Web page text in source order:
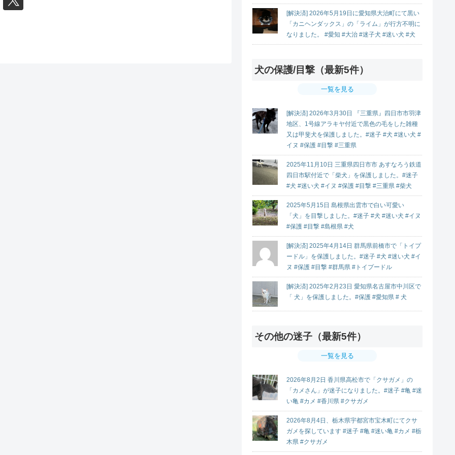
[解決済] 2026年5月19日に愛知県大治町にて黒い
「カニヘンダックス」の「ライム」が行方不明に
なりました。 #愛知 #大治 #迷子犬 #迷い犬 #犬
犬の保護/目撃（最新5件）
一覧を見る
[解決済] 2026年3月30日 『三重県』四日市市羽津
地区、1号線アラキヤ付近で黒色の毛をした雑種
又は甲斐犬を保護しました。#迷子 #犬 #迷い犬 #
イヌ #保護 #目撃 #三重県
2025年11月10日 三重県四日市市 あすなろう鉄道
四日市駅付近で「柴犬」を保護しました。#迷子
#犬 #迷い犬 #イヌ #保護 #目撃 #三重県 #柴犬
2025年5月15日 島根県出雲市で白い可愛い
「犬」を目撃しました。#迷子 #犬 #迷い犬 #イヌ
#保護 #目撃 #島根県 #犬
[解決済] 2025年4月14日 群馬県前橋市で「トイプ
ードル」を保護しました。#迷子 #犬 #迷い犬 #イ
ヌ #保護 #目撃 #群馬県 #トイプードル
[解決済] 2025年2月23日 愛知県名古屋市中川区で
「 犬」を保護しました。#保護 #愛知県 # 犬
その他の迷子（最新5件）
一覧を見る
2026年8月2日 香川県高松市で「クサガメ」の
「カメさん」が迷子になりました。#迷子 #亀 #迷
い亀 #カメ #香川県 #クサガメ
2026年8月4日、栃木県宇都宮市宝木町にてクサ
ガメを探しています #迷子 #亀 #迷い亀 #カメ #栃
木県 #クサガメ